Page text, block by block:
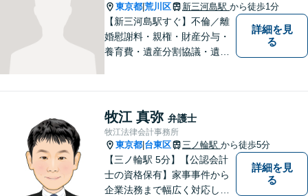
東京都 荒川区 新三河島駅 から徒歩1分
【新三河島駅すぐ】不倫／離
婚慰謝料・親権・財産分与・
養育費・遺産分割協議・遺言
が丁寧に対応します。弁護士
は敷居が高いと感じておられ
る方はぜひご相談ください。
詳細を見
る
牧江 真弥 弁護士
牧江法律会計事務所
東京都 台東区 三ノ輪駅 から徒歩5分
【三ノ輪駅 5分】【公認会計
士の資格保有】家事事件から
企業法務まで幅広く対応して
詳細を見
る